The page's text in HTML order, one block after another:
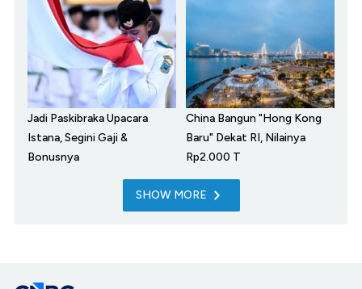
Jadi Paskibraka Upacara
Istana, Segini Gaji &
Bonusnya
China Bangun "Hong Kong
Baru" Dekat RI, Nilainya
Rp2.000 T
SHOW MORE